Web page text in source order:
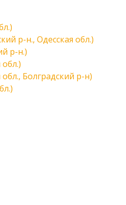
р-н., Одесская обл.)
р-н.)
Болградский р-н)